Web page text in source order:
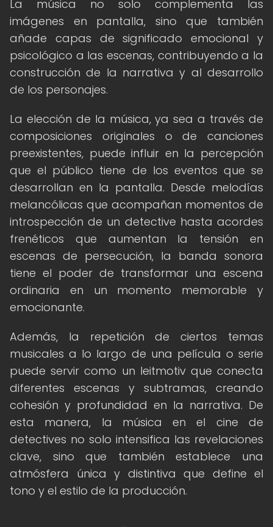
La música no solo complementa las
imágenes en pantalla, sino que también
añade capas de significado emocional y
psicológico a las escenas, contribuyendo a la
construcción de la narrativa y al desarrollo
de los personajes.
La elección de la música, ya sea a través de
composiciones originales o de canciones
preexistentes, puede influir en la percepción
que el público tiene de los eventos que se
desarrollan en la pantalla. Desde melodías
melancólicas que acompañan momentos de
introspección de un detective hasta acordes
frenéticos que aumentan la tensión en
escenas de persecución, la banda sonora
tiene el poder de transformar una escena
ordinaria en un momento memorable y
emocionante.
Además, la repetición de ciertos temas
musicales a lo largo de una película o serie
puede servir como un leitmotiv que conecta
diferentes escenas y subtramas, creando
cohesión y profundidad en la narrativa. De
esta manera, la música en el cine de
detectives no solo intensifica las revelaciones
clave, sino que también establece una
atmósfera única y distintiva que define el
tono y el estilo de la producción.